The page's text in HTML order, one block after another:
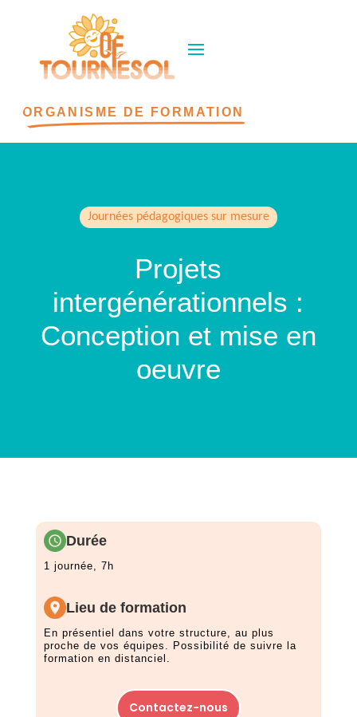
ORGANISME DE FORMATION
Journées pédagogiques sur mesure
Projets
intergénérationnels :
Conception et mise en
oeuvre
Durée
1 journée, 7h
Lieu de formation
En présentiel dans votre structure, au plus
proche de vos équipes. Possibilité de suivre la
formation en distanciel.
Contactez-nous